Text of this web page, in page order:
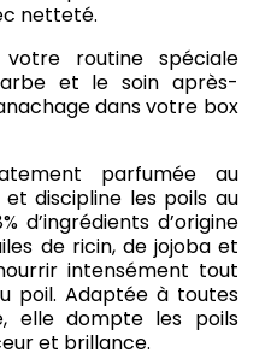
netteté.
routine spéciale
et le soin après-
dans votre box
parfumée au
discipline les poils au
d’ingrédients d’origine
de ricin, de jojoba et
intensément tout
poil. Adaptée à toutes
elle dompte les poils
et brillance.